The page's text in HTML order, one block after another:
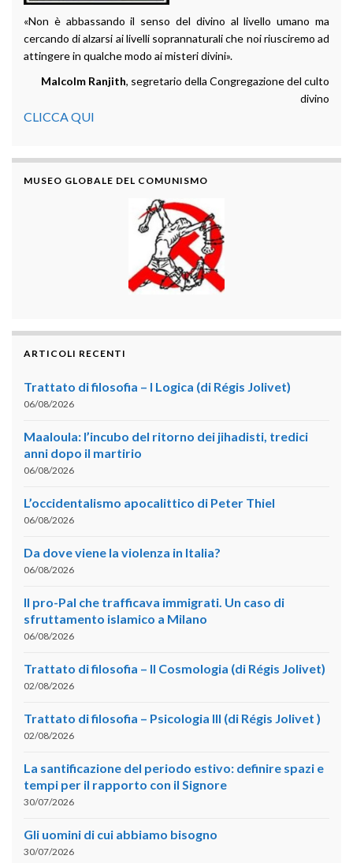
«Non è abbassando il senso del divino al livello umano ma
cercando di alzarsi ai livelli soprannaturali che noi riusciremo ad
attingere in qualche modo ai misteri divini».
Malcolm Ranjith, segretario della Congregazione del culto
divino
CLICCA QUI
MUSEO GLOBALE DEL COMUNISMO
ARTICOLI RECENTI
Trattato di filosofia – I Logica (di Régis Jolivet)
06/08/2026
Maaloula: l’incubo del ritorno dei jihadisti, tredici
anni dopo il martirio
06/08/2026
L’occidentalismo apocalittico di Peter Thiel
06/08/2026
Da dove viene la violenza in Italia?
06/08/2026
Il pro-Pal che trafficava immigrati. Un caso di
sfruttamento islamico a Milano
06/08/2026
Trattato di filosofia – II Cosmologia (di Régis Jolivet)
02/08/2026
Trattato di filosofia – Psicologia III (di Régis Jolivet )
02/08/2026
La santificazione del periodo estivo: definire spazi e
tempi per il rapporto con il Signore
30/07/2026
Gli uomini di cui abbiamo bisogno
30/07/2026